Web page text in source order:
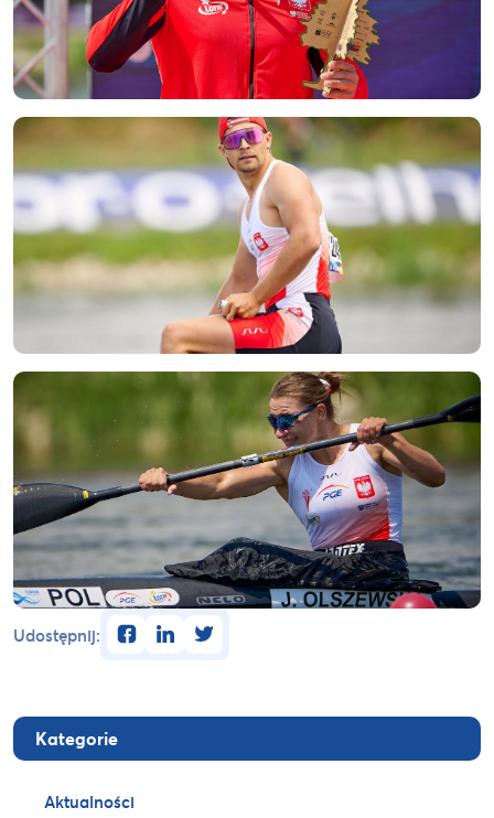
Kategorie
Aktualności
Udostępnij: facebooklinkedintwitter